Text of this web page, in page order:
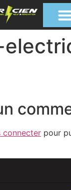
connecter pour